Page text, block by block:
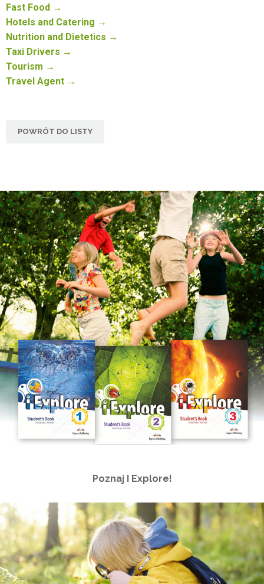
Fast Food →
Hotels and Catering →
Nutrition and Dietetics →
Taxi Drivers →
Tourism →
Travel Agent →
POWRÓT DO LISTY
Poznaj I Explore!